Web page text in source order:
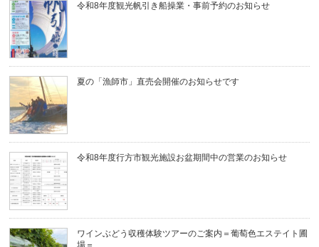
令和8年度観光帆引き船操業・事前予約のお知らせ
夏の「漁師市」直売会開催のお知らせです
令和8年度行方市観光施設お盆期間中の営業のお知らせ
ワインぶどう収穫体験ツアーのご案内＝葡萄色エステイト圃
場＝